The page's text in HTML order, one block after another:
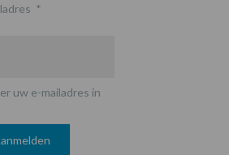
*
uw e-mailadres in